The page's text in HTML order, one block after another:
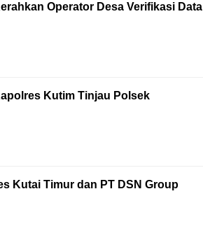
Operator Desa Verifikasi Data
Kutim Tinjau Polsek
Kutai Timur dan PT DSN Group